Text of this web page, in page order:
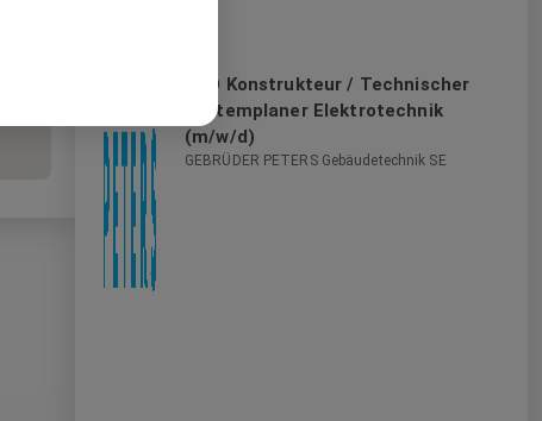
CAD Konstrukteur / Technischer
Systemplaner Elektrotechnik
(m/w/d)
GEBRÜDER PETERS Gebäudetechnik SE